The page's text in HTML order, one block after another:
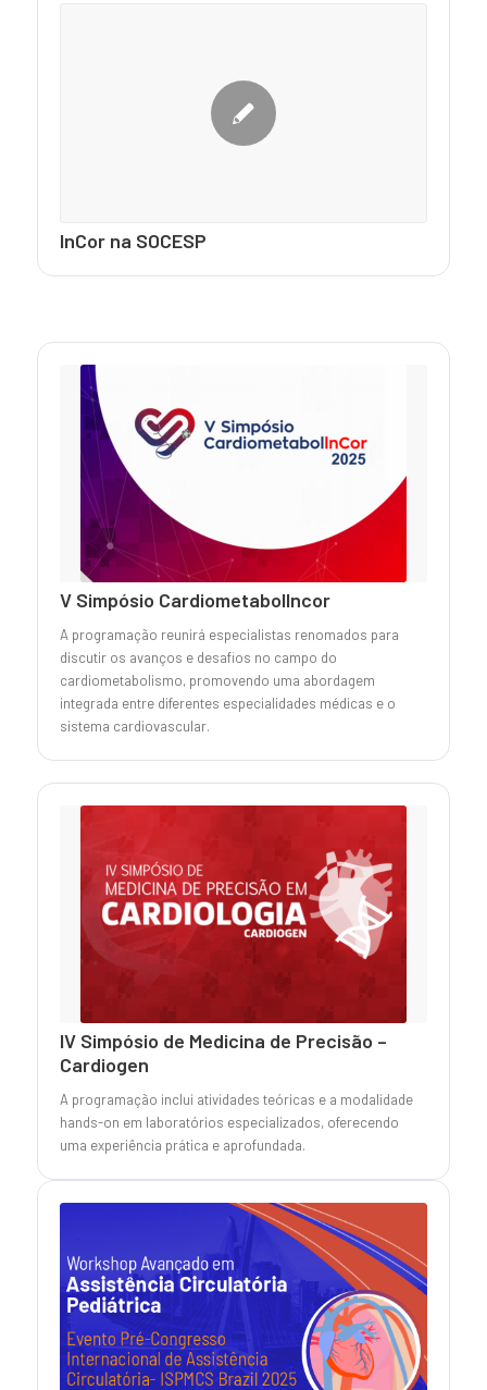
InCor na SOCESP
V Simpósio CardiometabolIncor
A programação reunirá especialistas renomados para
discutir os avanços e desafios no campo do
cardiometabolismo, promovendo uma abordagem
integrada entre diferentes especialidades médicas e o
sistema cardiovascular.
IV Simpósio de Medicina de Precisão –
Cardiogen
A programação inclui atividades teóricas e a modalidade
hands-on em laboratórios especializados, oferecendo
uma experiência prática e aprofundada.